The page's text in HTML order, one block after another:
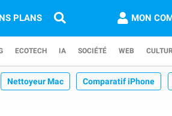
PLANS MON
ECOTECH IA SOCIÉTÉ WEB
Nettoyeur Mac Comparatif iPhone